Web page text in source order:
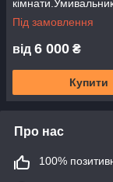
Під замовлення
від 6 000 ₴
Купити
Про нас
100%